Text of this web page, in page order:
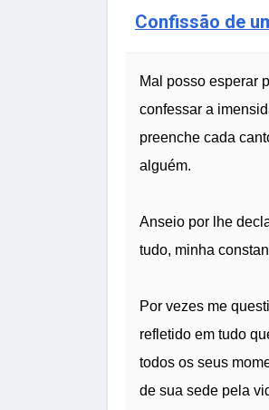
Confissão de
Mal posso esperar
confessar a
preenche cada
alguém.
Anseio por lhe
tudo, minha
Por vezes me
refletido em tudo
todos os seus
de sua sede pela